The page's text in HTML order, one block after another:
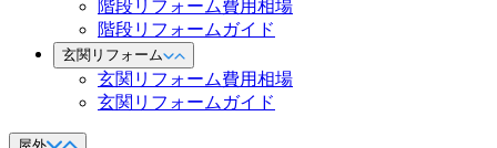
階段リフォーム費用相場
階段リフォームガイド
玄関リフォーム
玄関リフォーム費用相場
玄関リフォームガイド